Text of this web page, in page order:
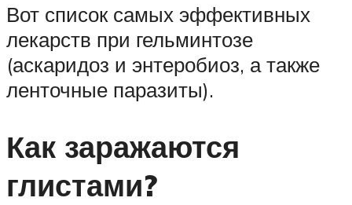
Вот список самых эффективных
лекарств при гельминтозе
(аскаридоз и энтеробиоз, а также
ленточные паразиты).
Как заражаются
глистами?